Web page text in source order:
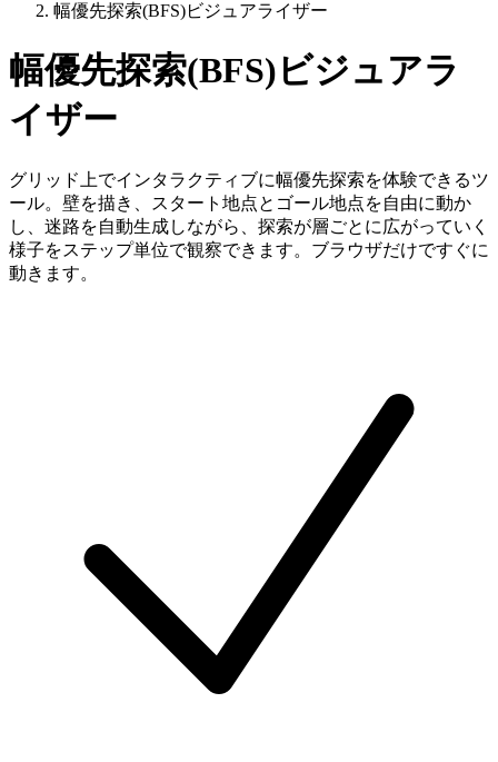
幅優先探索(BFS)ビジュアライザー
幅優先探索(BFS)ビジュアラ
イザー
グリッド上でインタラクティブに幅優先探索を体験できるツ
ール。壁を描き、スタート地点とゴール地点を自由に動か
し、迷路を自動生成しながら、探索が層ごとに広がっていく
様子をステップ単位で観察できます。ブラウザだけですぐに
動きます。